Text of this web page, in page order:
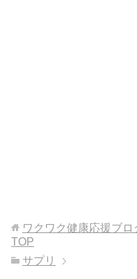
ワクワク健康応援ブ
TOP
サプリ